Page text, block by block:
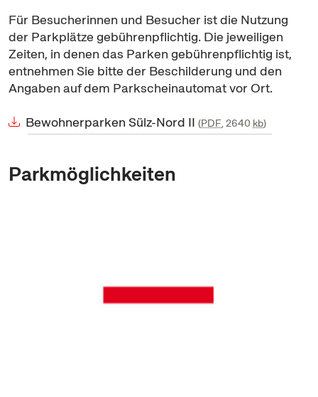
Für Besucherinnen und Besucher ist die Nutzung
der Parkplätze gebührenpflichtig. Die jeweiligen
Zeiten, in denen das Parken gebührenpflichtig ist,
entnehmen Sie bitte der Beschilderung und den
Angaben auf dem Parkscheinautomat vor Ort.
Bewohnerparken Sülz-Nord II PDF, 2640 kb
Parkmöglichkeiten